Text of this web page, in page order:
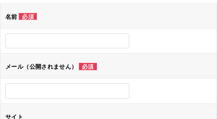
シ
ョ
ン
名前 必須
メール（公開されません） 必須
サイト